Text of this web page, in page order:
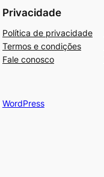
Privacidade
Política de privacidade
Termos e condições
Fale conosco
WordPress